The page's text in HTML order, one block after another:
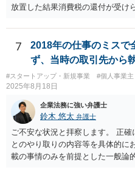
放置した結果消費税の還付が受け
あるか否かという問題 ②税理士本
う税理士職務の妥当性の問題 ③
を提出していたところ、税理士が
いう課題があります。 ①について
明記された委任事務に限定される
事務外の税務相談に応じた結果、
ませんが、責任追及するハード
は、 実際上、税理士事務所では事
きます。 そのため、メールに税
していないことをもって賠償請求
は難しい可能性があります。 ③に
事務外の税務相談をサービスで実
7
2018年の仕事のミスで
ず、当時の取引先から
#スタートアップ・新規事業 #個人事業
2025年8月18日
企業法務に強い弁護士
鈴木 悠太 弁護士
ご不安な状況と拝察します。 正
とのやり取りの内容等を具体的に
載の事情のみを前提とした一般